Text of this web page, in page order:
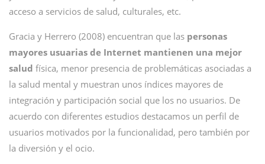
acceso a servicios de salud, culturales, etc.
Gracia y Herrero (2008) encuentran que las personas
mayores usuarias de Internet mantienen una mejor
salud física, menor presencia de problemáticas asociadas a
la salud mental y muestran unos índices mayores de
integración y participación social que los no usuarios. De
acuerdo con diferentes estudios destacamos un perfil de
usuarios motivados por la funcionalidad, pero también por
la diversión y el ocio.